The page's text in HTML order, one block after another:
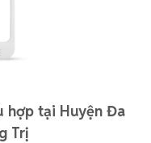
hợp tại Huyện Đa
Trị